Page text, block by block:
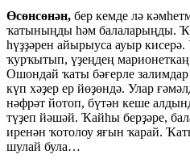
Өсөнсөнән, бер кемде лә
ҡатыныңды һәм балаларыңды.
һүҙҙәрен айырыуса ауыр
ҡурҡытып, үҙеңдең марионеткаң
Ошондай ҡаты бәғерле залимдар
күп хәҙер ер йөҙөндә. Улар
нәфрәт йотоп, бүтән кеше
түҙеп йәшәй. Ҡайһы берҙәре,
иренән ҡотолоу яғын ҡарай.
шулай була…